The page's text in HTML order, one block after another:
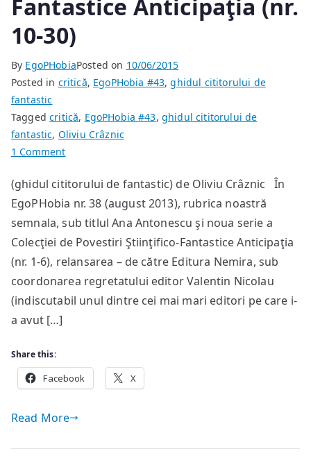
Fantastice Anticipaţia (nr.
10-30)
By EgoPHobiaPosted on 10/06/2015
Posted in critică, EgoPHobia #43,ghidul cititorului de
fantastic
Taggedcritică, EgoPHobia #43, ghidul cititorului de
fantastic, Oliviu Crâznic
1 Commenton
Truță
şi
noua
serie
a
de
Povestiri
(nr.
10-
(ghidul cititorului de fantastic) de Oliviu Crâznic În
EgoPHobia nr. 38 (august 2013), rubrica noastră
semnala, sub titlul Ana Antonescu şi noua serie a
Colecţiei de Povestiri Ştiinţifico-Fantastice Anticipaţia
(nr. 1-6), relansarea – de către Editura Nemira, sub
coordonarea regretatului editor Valentin Nicolau
(indiscutabil unul dintre cei mai mari editori pe care i-
a avut […]
Share this:
Facebook X
Read More